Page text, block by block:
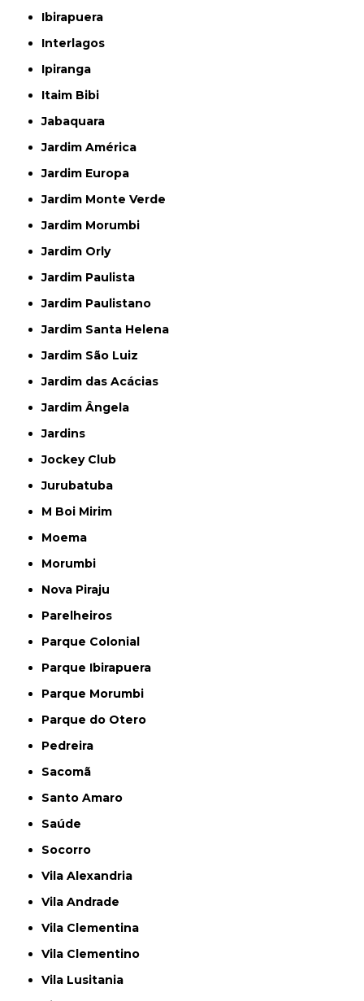
Ibirapuera
Interlagos
Ipiranga
Itaim Bibi
Jabaquara
Jardim América
Jardim Europa
Jardim Monte Verde
Jardim Morumbi
Jardim Orly
Jardim Paulista
Jardim Paulistano
Jardim Santa Helena
Jardim São Luiz
Jardim das Acácias
Jardim Ângela
Jardins
Jockey Club
Jurubatuba
M Boi Mirim
Moema
Morumbi
Nova Piraju
Parelheiros
Parque Colonial
Parque Ibirapuera
Parque Morumbi
Parque do Otero
Pedreira
Sacomã
Santo Amaro
Saúde
Socorro
Vila Alexandria
Vila Andrade
Vila Clementina
Vila Clementino
Vila Lusitania